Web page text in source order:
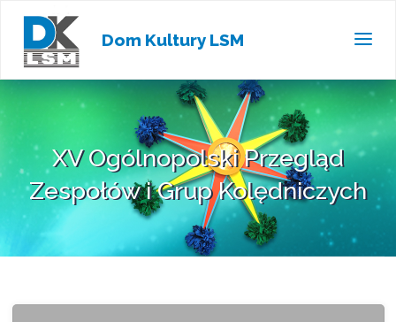
Dom Kultury LSM
XV Ogólnopolski Przegląd
Zespołów i Grup Kolędniczych